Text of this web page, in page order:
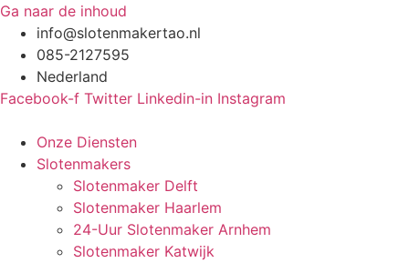
Ga naar de inhoud
info@slotenmakertao.nl
085-2127595
Nederland
Facebook-f Twitter Linkedin-in Instagram
Onze Diensten
Slotenmakers
Slotenmaker Delft
Slotenmaker Haarlem
24-Uur Slotenmaker Arnhem
Slotenmaker Katwijk